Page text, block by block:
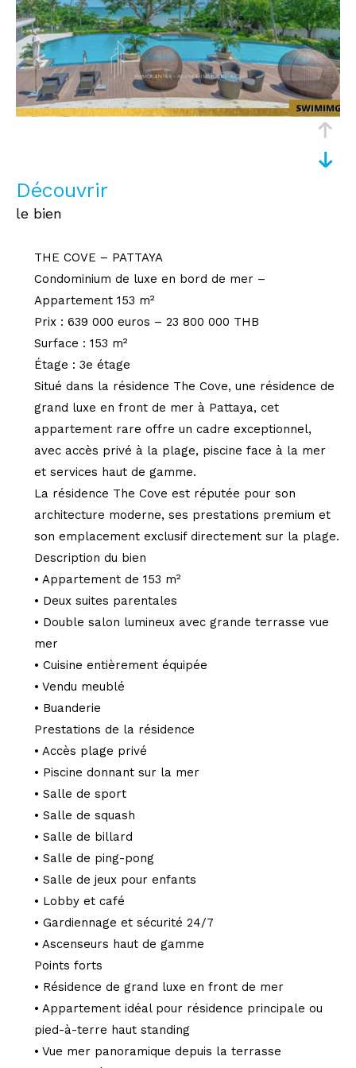
découvrir
le bien
THE COVE – PATTAYA
Condominium de luxe en bord de mer –
Appartement 153 m²
Prix : 639 000 euros – 23 800 000 THB
Surface : 153 m²
Étage : 3e étage
Situé dans la résidence The Cove, une résidence de
grand luxe en front de mer à Pattaya, cet
appartement rare offre un cadre exceptionnel,
avec accès privé à la plage, piscine face à la mer
et services haut de gamme.
La résidence The Cove est réputée pour son
architecture moderne, ses prestations premium et
son emplacement exclusif directement sur la plage.
Description du bien
• Appartement de 153 m²
• Deux suites parentales
• Double salon lumineux avec grande terrasse vue
mer
• Cuisine entièrement équipée
• Vendu meublé
• Buanderie
Prestations de la résidence
• Accès plage privé
• Piscine donnant sur la mer
• Salle de sport
• Salle de squash
• Salle de billard
• Salle de ping-pong
• Salle de jeux pour enfants
• Lobby et café
• Gardiennage et sécurité 24/7
• Ascenseurs haut de gamme
Points forts
• Résidence de grand luxe en front de mer
• Appartement idéal pour résidence principale ou
pied-à-terre haut standing
• Vue mer panoramique depuis la terrasse